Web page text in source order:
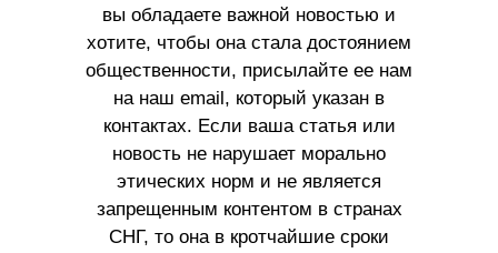
вы обладаете важной новостью и
хотите, чтобы она стала достоянием
общественности, присылайте ее нам
на наш email, который указан в
контактах. Если ваша статья или
новость не нарушает морально
этических норм и не является
запрещенным контентом в странах
СНГ, то она в кротчайшие сроки